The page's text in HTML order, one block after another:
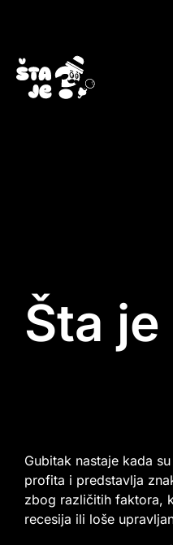
Šta
Gubitak nastaje kada
profita i predstavlja
zbog različitih faktora,
recesija ili loše